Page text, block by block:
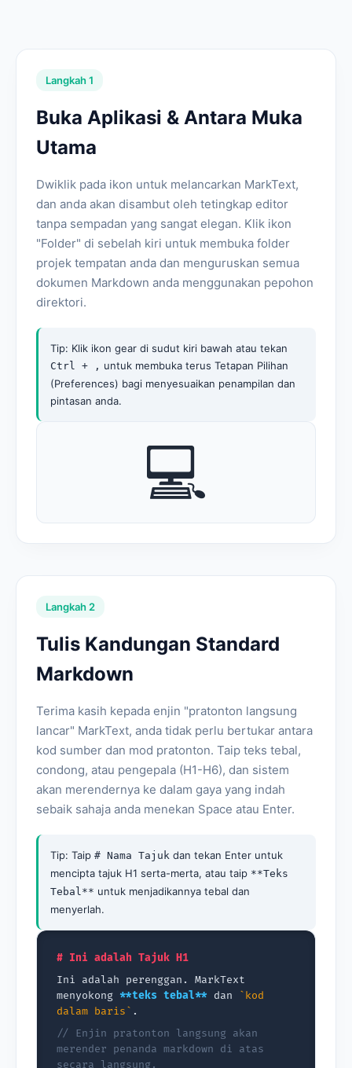
Langkah 1
Buka Aplikasi & Antara Muka
Utama
Dwiklik pada ikon untuk melancarkan MarkText,
dan anda akan disambut oleh tetingkap editor
tanpa sempadan yang sangat elegan. Klik ikon
"Folder" di sebelah kiri untuk membuka folder
projek tempatan anda dan menguruskan semua
dokumen Markdown anda menggunakan pepohon
direktori.
Tip: Klik ikon gear di sudut kiri bawah atau tekan
Ctrl + , untuk membuka terus Tetapan Pilihan
(Preferences) bagi menyesuaikan penampilan dan
pintasan anda.
💻
Langkah 2
Tulis Kandungan Standard
Markdown
Terima kasih kepada enjin "pratonton langsung
lancar" MarkText, anda tidak perlu bertukar antara
kod sumber dan mod pratonton. Taip teks tebal,
condong, atau pengepala (H1-H6), dan sistem
akan merendernya ke dalam gaya yang indah
sebaik sahaja anda menekan Space atau Enter.
Tip: Taip # Nama Tajuk dan tekan Enter untuk
mencipta tajuk H1 serta-merta, atau taip **Teks
Tebal** untuk menjadikannya tebal dan
menyerlah.
# Ini adalah Tajuk H1
Ini adalah perenggan. MarkText
menyokong **teks tebal** dan
`kod
dalam baris` .
// Enjin pratonton langsung akan
merender penanda markdown di atas
secara langsung.